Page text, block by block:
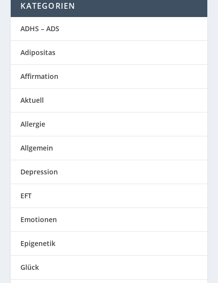
KATEGORIEN
ADHS – ADS
Adipositas
Affirmation
Aktuell
Allergie
Allgemein
Depression
EFT
Emotionen
Epigenetik
Glück